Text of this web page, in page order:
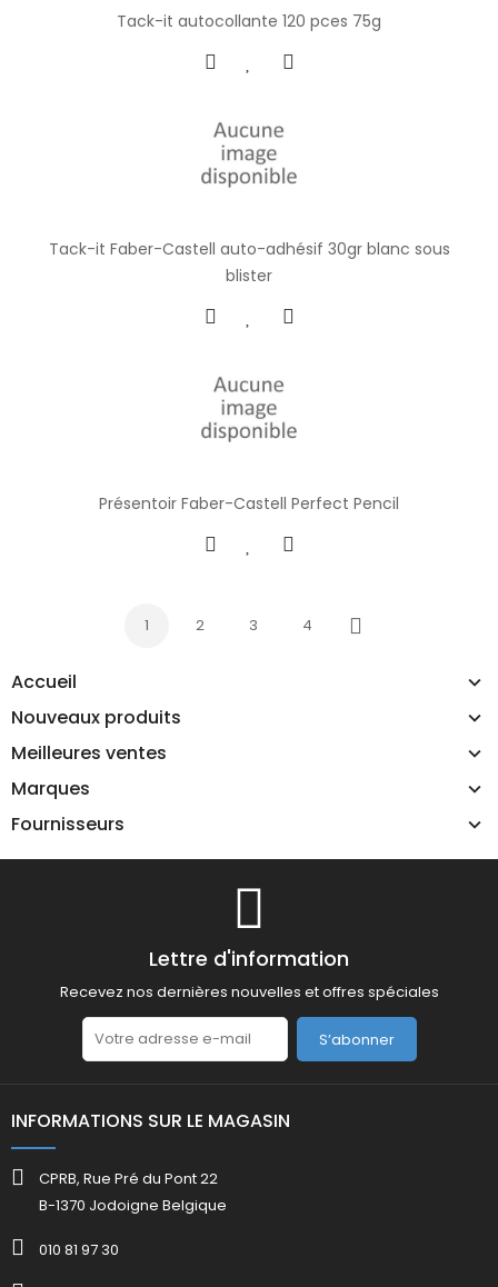
Accueil
Nouveaux produits
Meilleures ventes
Marques
Fournisseurs
Tack-it autocollante 120 pces 75g
Tack-it Faber-Castell auto-adhésif 30gr blanc sous
blister
Présentoir Faber-Castell Perfect Pencil
1 2 3 4
Suivant
Lettre d'information
Recevez nos dernières nouvelles et offres spéciales
S’abonner
INFORMATIONS SUR LE MAGASIN
CPRB, Rue Pré du Pont 22
B-1370 Jodoigne Belgique
010 81 97 30